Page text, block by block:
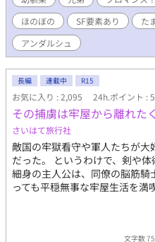
ほのぼの
SF要素あり た
アンダルシュ
長編 連載中 R15
お気に入り : 2,095 24h.ポイント :
その捕虜は牢屋から離れた
さいはて旅行社
敵国の牢獄看守や軍人たちが
だった。 というわけで、剣や
細身の主人公は、同僚の脳筋
っても平穏無事な牢屋生活を満
文字数